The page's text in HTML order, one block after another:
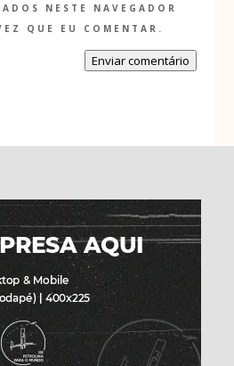
NESTE NAVEGADOR
QUE EU COMENTAR.
Enviar comentário